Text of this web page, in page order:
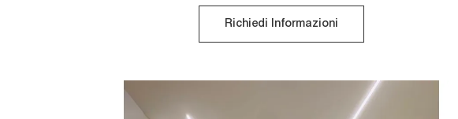
Richiedi Informazioni